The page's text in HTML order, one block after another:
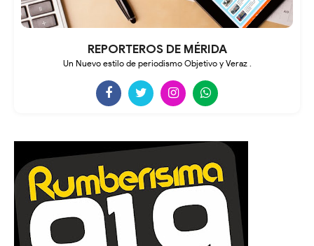
REPORTEROS DE MÉRIDA
Un Nuevo estilo de periodismo Objetivo y Veraz .